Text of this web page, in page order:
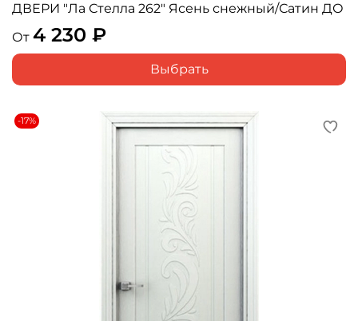
ДВЕРИ "Ла Стелла 262" Ясень снежный/Сатин ДО
От 4 230 ₽
Выбрать
-17%